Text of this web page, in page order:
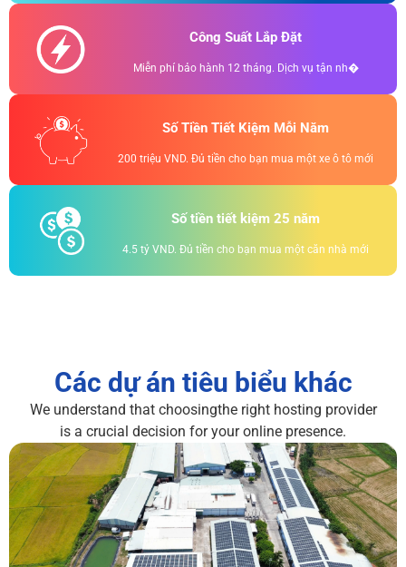
Công Suất Lắp Đặt
Miễn phí bảo hành 12 tháng. Dịch vụ tận nh�
Số Tiền Tiết Kiệm Mỗi Năm
200 triệu VND. Đủ tiền cho bạn mua một xe ô tô mới
Số tiền tiết kiệm 25 năm
4.5 tỷ VND. Đủ tiền cho bạn mua một căn nhà mới
Các dự án tiêu biểu khác
We understand that choosingthe right hosting provider
is a crucial decision for your online presence.